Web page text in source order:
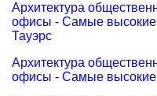
Архитектура
офисы - Самые высокие
Тауэрс
Архитектура
офисы - Самые высокие